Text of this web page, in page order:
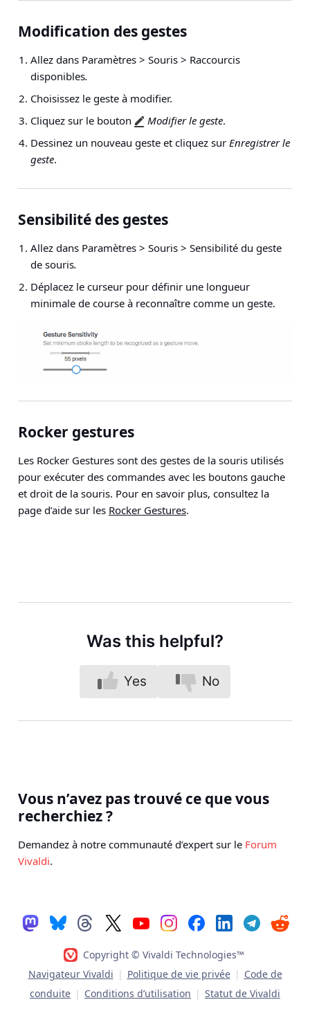
Modification des gestes
Allez dans Paramètres > Souris > Raccourcis
disponibles.
Choisissez le geste à modifier.
Cliquez sur le bouton
Modifier le geste.
Dessinez un nouveau geste et cliquez sur Enregistrer le
geste.
Sensibilité des gestes
Allez dans Paramètres > Souris > Sensibilité du geste
de souris.
Déplacez le curseur pour définir une longueur
minimale de course à reconnaître comme un geste.
Rocker gestures
Les Rocker Gestures sont des gestes de la souris utilisés
pour exécuter des commandes avec les boutons gauche
et droit de la souris. Pour en savoir plus, consultez la
page d’aide sur les Rocker Gestures.
Was this helpful?
Yes No
Vous n’avez pas trouvé ce que vous
recherchiez ?
Demandez à notre communauté d’expert sur le Forum
Vivaldi.
Copyright © Vivaldi Technologies™
Navigateur Vivaldi | Politique de vie privée | Code de
conduite | Conditions d’utilisation | Statut de Vivaldi